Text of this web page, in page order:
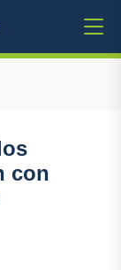
con